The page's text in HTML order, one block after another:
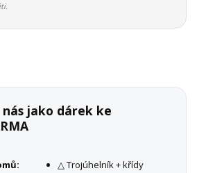
jako dárek ke
△ Trojúhelník + křídy